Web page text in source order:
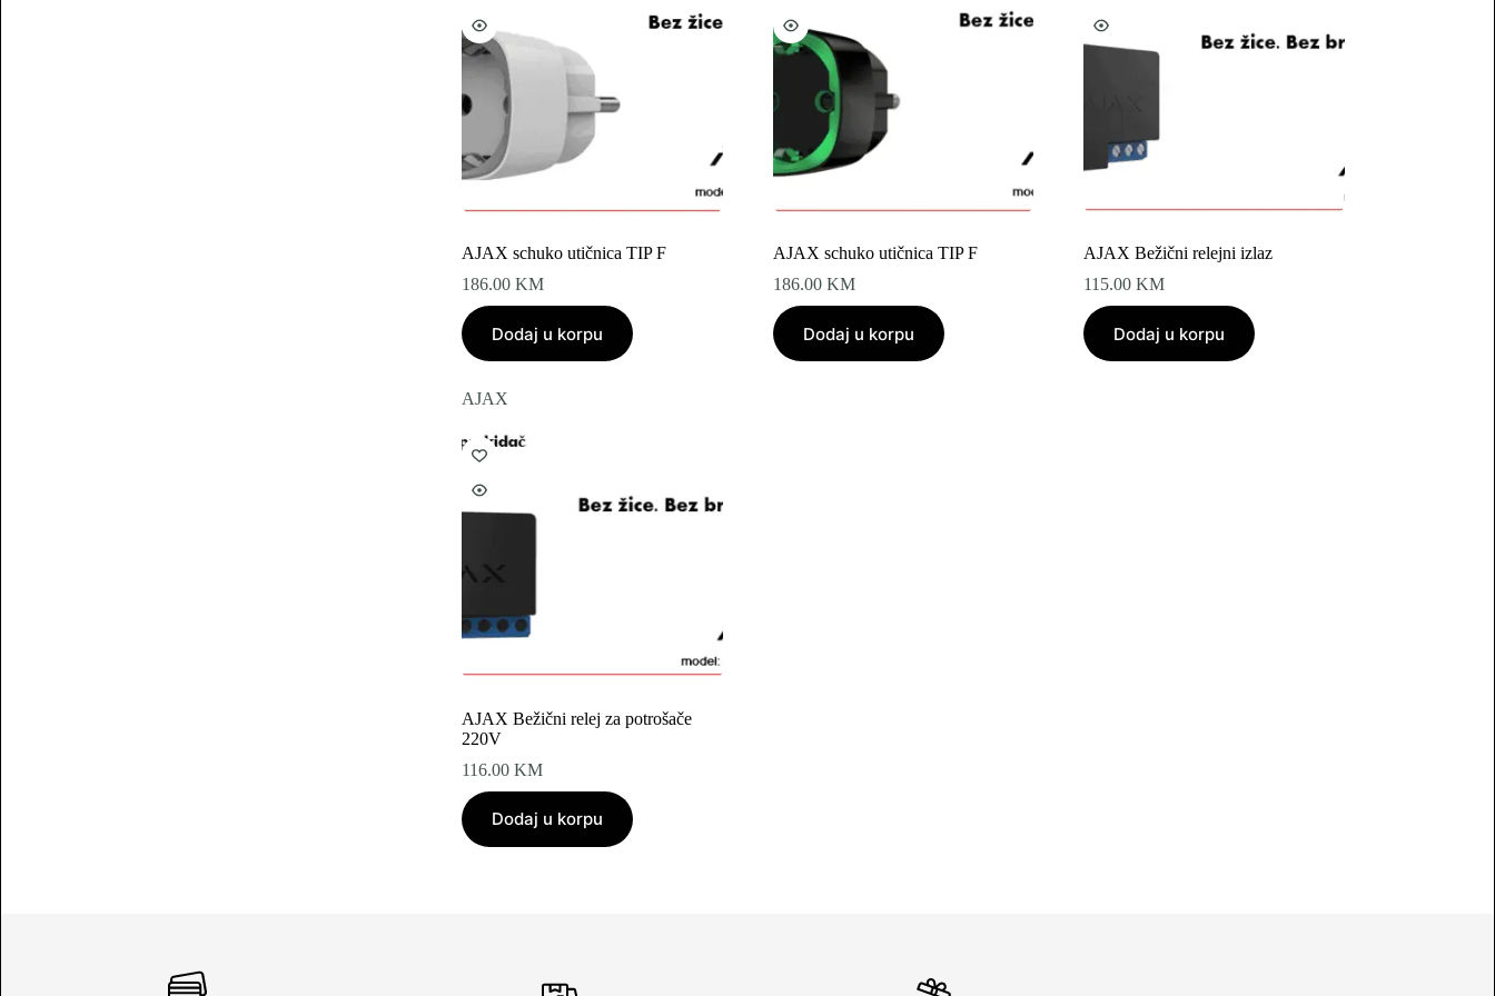
AJAX schuko utičnica TIP F
186.00KM
Dodaj u korpu
AJAX schuko utičnica TIP F
186.00 KM
Dodaj u korpu
AJAX Bežični relejni izlaz
115.00KM
Dodaj u korpu
AJAX
AJAX Bežični relej za potrošače
220V
116.00KM
Dodaj u korpu